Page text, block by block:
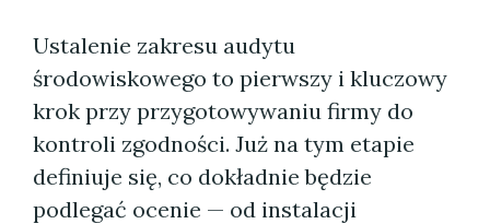
Ustalenie zakresu audytu
środowiskowego to pierwszy i kluczowy
krok przy przygotowywaniu firmy do
kontroli zgodności. Już na tym etapie
definiuje się, co dokładnie będzie
podlegać ocenie — od instalacji